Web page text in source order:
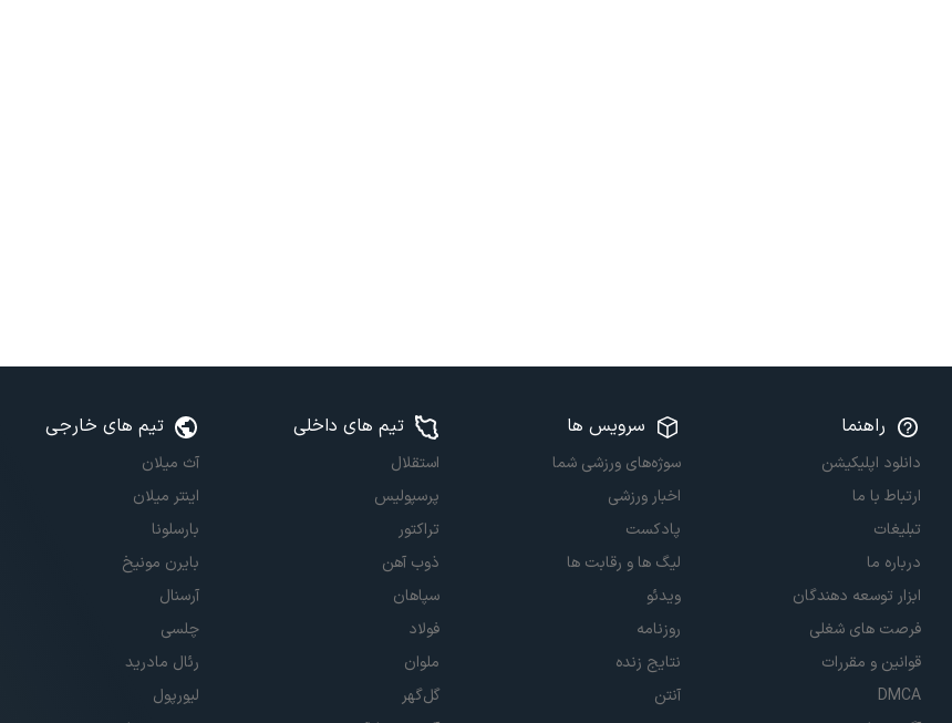
راهنما
دانلود اپلیکیشن
ارتباط با ما
تبلیغات
درباره ما
ابزار توسعه دهندگان
فرصت های شغلی
قوانین و مقررات
DMCA
سرویس ها
سوژه‌های ورزشی شما
اخبار ورزشی
پادکست
لیگ ها و رقابت ها
ویدئو
روزنامه
نتایج زنده
آنتن
تیم های داخلی
استقلال
پرسپولیس
تراکتور
ذوب آهن
سپاهان
فولاد
ملوان
گل‌گهر
تیم های خارجی
آث میلان
اینتر میلان
بارسلونا
بایرن مونیخ
آرسنال
چلسی
رئال مادرید
لیورپول